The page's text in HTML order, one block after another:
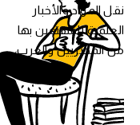
نقل المواد والأخبار
العلمية للمهتمين بها
من المصريين والعرب،